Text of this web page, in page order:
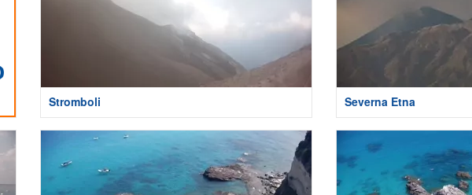
Stromboli Severna Etna